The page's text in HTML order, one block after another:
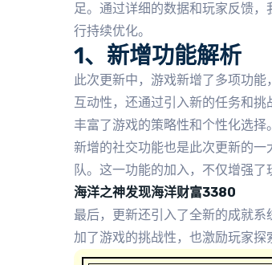
足。通过详细的数据和玩家反馈
行持续优化。
1、新增功能解析
此次更新中，游戏新增了多项功
互动性，还通过引入新的任务和挑
丰富了游戏的策略性和个性化选择。
新增的社交功能也是此次更新的
队。这一功能的加入，不仅增强了
海洋之神发现海洋财富3380
最后，更新还引入了全新的成就
加了游戏的挑战性，也激励玩家探